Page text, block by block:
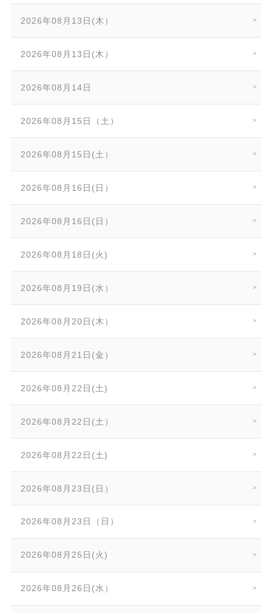
2026年08月13日(木）
2026年08月13日(木）
2026年08月14日
2026年08月15日（土）
2026年08月15日(土）
2026年08月16日(日）
2026年08月16日(日）
2026年08月18日(火)
2026年08月19日(水）
2026年08月20日(木）
2026年08月21日(金）
2026年08月22日(土)
2026年08月22日(土）
2026年08月22日(土)
2026年08月23日(日）
2026年08月23日（日）
2026年08月25日(火)
2026年08月26日(水）